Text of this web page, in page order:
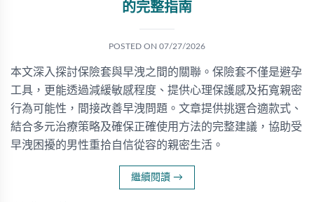
的完整指南
POSTED ON 07/27/2026
本文深入探討保險套與早洩之間的關聯。保險套不僅是避孕
工具，更能透過減緩敏感程度、提供心理保護感及拓寬親密
行為可能性，間接改善早洩問題。文章提供挑選合適款式、
結合多元治療策略及確保正確使用方法的完整建議，協助受
早洩困擾的男性重拾自信從容的親密生活。
繼續閱讀 →